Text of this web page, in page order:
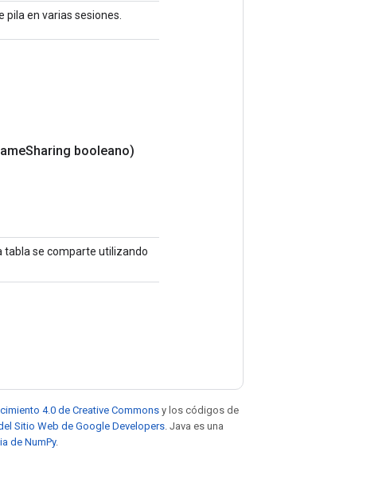
en varias sesiones.
Sharing booleano)
tabla se comparte utilizando
4.0 de Creative Commons y los códigos de
Sitio Web de Google Developers . Java es una
de NumPy.